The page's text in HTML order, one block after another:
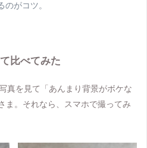
のがコツ。
比べてみた
真を見て「あんまり背景がボケな
ま。それなら、スマホで撮ってみ